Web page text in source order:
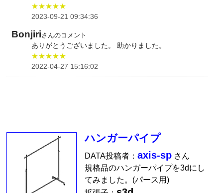
★★★★★
2023-09-21 09:34:36
Bonjiriさんのコメント
ありがとうございました。 助かりました。
★★★★★
2022-04-27 15:16:02
ハンガーパイプ
DATA投稿者：axis-sp さん
規格品のハンガーパイプを3dにし
てみました。(パース用)